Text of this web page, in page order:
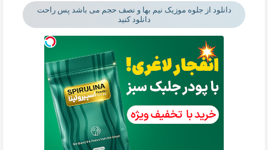
دانلود از جلوه موزیک نیم بها و نصف حجم می باشد پس راحت
دانلود کنید